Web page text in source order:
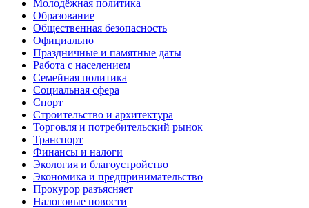
Молодёжная политика
Образование
Общественная безопасность
Официально
Праздничные и памятные даты
Работа с населением
Семейная политика
Социальная сфера
Спорт
Строительство и архитектура
Торговля и потребительский рынок
Транспорт
Финансы и налоги
Экология и благоустройство
Экономика и предпринимательство
Прокурор разъясняет
Налоговые новости